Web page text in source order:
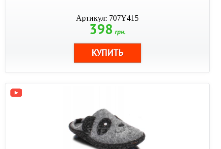
Артикул: 707Y415
398 грн.